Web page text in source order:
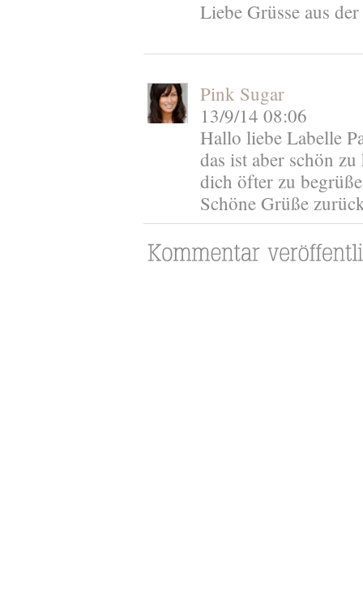
Liebe Grüsse aus
Pink Sugar
13/9/14 08:06
Hallo liebe Labelle
das ist aber schön
dich öfter zu
Schöne Grüße